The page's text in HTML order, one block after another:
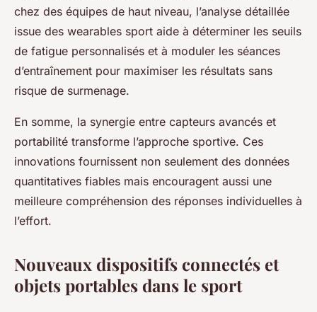
chez des équipes de haut niveau, l’analyse détaillée
issue des wearables sport aide à déterminer les seuils
de fatigue personnalisés et à moduler les séances
d’entraînement pour maximiser les résultats sans
risque de surmenage.
En somme, la synergie entre capteurs avancés et
portabilité transforme l’approche sportive. Ces
innovations fournissent non seulement des données
quantitatives fiables mais encouragent aussi une
meilleure compréhension des réponses individuelles à
l’effort.
Nouveaux dispositifs connectés et
objets portables dans le sport